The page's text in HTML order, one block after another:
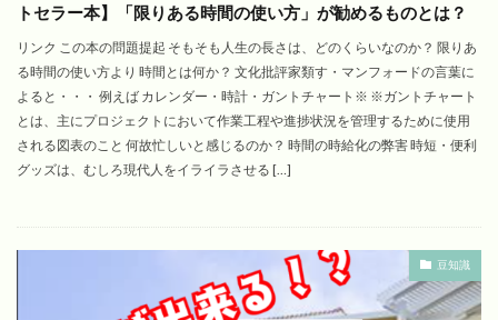
トセラー本】「限りある時間の使い方」が勧めるものとは？
リンク この本の問題提起 そもそも人生の長さは、どのくらいなのか？ 限りあ
る時間の使い方より 時間とは何か？ 文化批評家類す・マンフォードの言葉に
よると・・・ 例えば カレンダー・時計・ガントチャート※ ※ガントチャート
とは、主にプロジェクトにおいて作業工程や進捗状況を管理するために使用
される図表のこと 何故忙しいと感じるのか？ 時間の時給化の弊害 時短・便利
グッズは、むしろ現代人をイライラさせる […]
豆知識